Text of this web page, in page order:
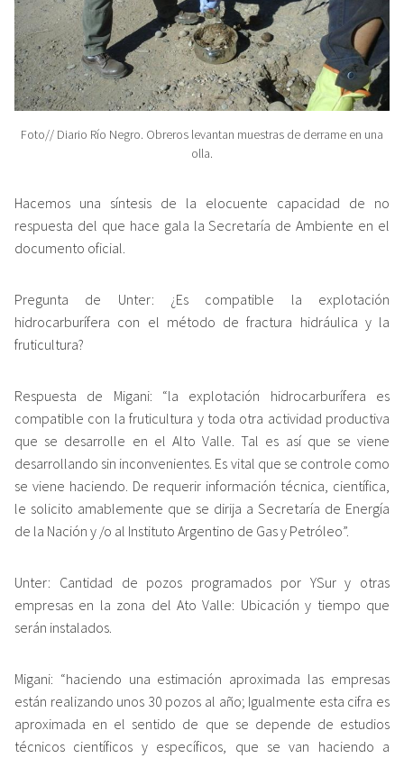
Foto// Diario Río Negro. Obreros levantan muestras de derrame en una
olla.
Hacemos una síntesis de la elocuente capacidad de no
respuesta del que hace gala la Secretaría de Ambiente en el
documento oficial.
Pregunta de Unter: ¿Es compatible la explotación
hidrocarburífera con el método de fractura hidráulica y la
fruticultura?
Respuesta de Migani: “la explotación hidrocarburífera es
compatible con la fruticultura y toda otra actividad productiva
que se desarrolle en el Alto Valle. Tal es así que se viene
desarrollando sin inconvenientes. Es vital que se controle como
se viene haciendo. De requerir información técnica, científica,
le solicito amablemente que se dirija a Secretaría de Energía
de la Nación y /o al Instituto Argentino de Gas y Petróleo”.
Unter: Cantidad de pozos programados por YSur y otras
empresas en la zona del Ato Valle: Ubicación y tiempo que
serán instalados.
Migani: “haciendo una estimación aproximada las empresas
están realizando unos 30 pozos al año; Igualmente esta cifra es
aproximada en el sentido de que se depende de estudios
técnicos científicos y específicos, que se van haciendo a